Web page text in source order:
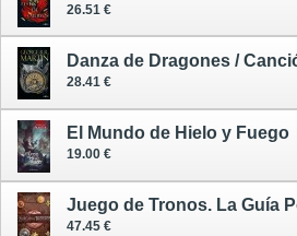
26.51 €
28.41 €
El Mundo de Hielo y Fuego
19.00 €
Juego de Tronos. La Guía
47.45 €